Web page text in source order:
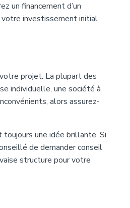
un financement d’un
votre investissement initial
projet. La plupart des
individuelle, une société à
alors assurez-
toujours une idée brillante. Si
de demander conseil
structure pour votre